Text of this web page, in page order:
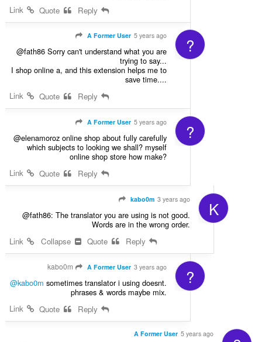
?
A Former User 5 years ago
@fath86 Sorry can't understand what you are
trying to say...
I shop online a, and this extension helps me to
save time....
Link
?
A Former User 5 years ago
@elenamoroz online shop about fully carefully
which subjects to looking we shall? myself
online shop store how make?
Link
K
kabo0m 3 years ago
@fath86: The translator you are using is not good.
Words are in the wrong order.
Link
?
A Former User 3 years ago
@kabo0m sometimes translator i using doesnt.
phrases & words maybe mix.
A Former User 5 years ago